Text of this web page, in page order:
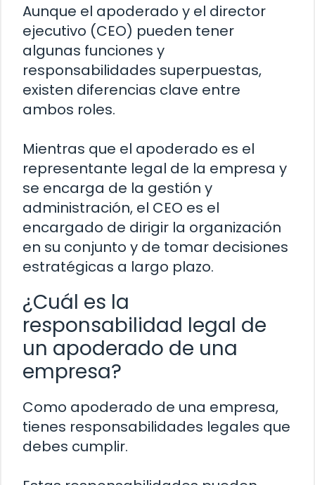
Aunque el apoderado y el director
ejecutivo (CEO) pueden tener
algunas funciones y
responsabilidades superpuestas,
existen diferencias clave entre
ambos roles.
Mientras que el apoderado es el
representante legal de la empresa y
se encarga de la gestión y
administración, el CEO es el
encargado de dirigir la organización
en su conjunto y de tomar decisiones
estratégicas a largo plazo.
¿Cuál es la
responsabilidad legal de
un apoderado de una
empresa?
Como apoderado de una empresa,
tienes responsabilidades legales que
debes cumplir.